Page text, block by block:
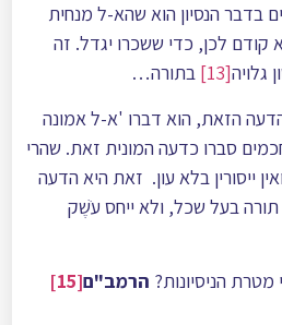
הנסיון הוא שהא-ל מנחית
לכן, כדי ששכרו יגדל. זה
גלויה[13]
בתורה…
הזאת, הוא דברו 'א-ל אמונה
סברו כדעה המונית זאת. שהרי
ייסורין בלא עון. זאת היא הדעה
תורה בעל שכל, ולא ייחס עֹשֶׁק
הניסיונות? הרמב"ם[15]